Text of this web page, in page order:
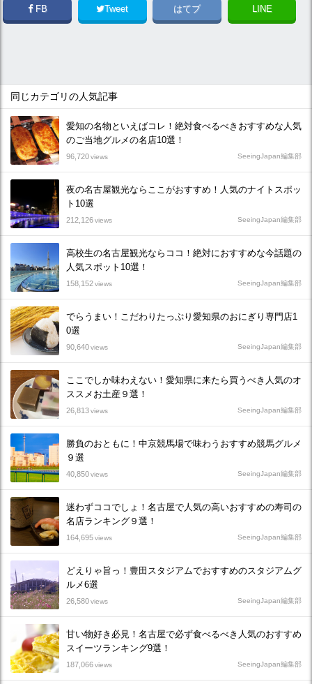
FB Tweet はてブ LINE
同じカテゴリの人気記事
愛知の名物といえばコレ！絶対食べるべきおすすめな人気
のご当地グルメの名店10選！
96,720views SeeingJapan編集部
夜の名古屋観光ならここがおすすめ！人気のナイトスポッ
ト10選
212,126views SeeingJapan編集部
高校生の名古屋観光ならココ！絶対におすすめな今話題の
人気スポット10選！
158,152views SeeingJapan編集部
でらうまい！こだわりたっぷり愛知県のおにぎり専門店1
0選
90,640views SeeingJapan編集部
ここでしか味わえない！愛知県に来たら買うべき人気のオ
ススメお土産９選！
26,813views SeeingJapan編集部
勝負のおともに！中京競馬場で味わうおすすめ競馬グルメ
９選
40,850views SeeingJapan編集部
迷わずココでしょ！名古屋で人気の高いおすすめの寿司の
名店ランキング９選！
164,695views SeeingJapan編集部
どえりゃ旨っ！豊田スタジアムでおすすめのスタジアムグ
ルメ6選
26,580views SeeingJapan編集部
甘い物好き必見！名古屋で必ず食べるべき人気のおすすめ
スイーツランキング9選！
187,066views SeeingJapan編集部